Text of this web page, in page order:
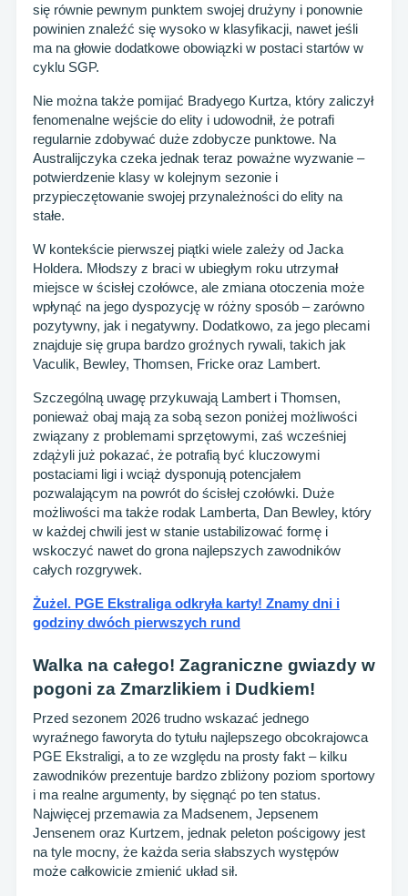
się równie pewnym punktem swojej drużyny i ponownie
powinien znaleźć się wysoko w klasyfikacji, nawet jeśli
ma na głowie dodatkowe obowiązki w postaci startów w
cyklu SGP.
Nie można także pomijać Bradyego Kurtza, który zaliczył
fenomenalne wejście do elity i udowodnił, że potrafi
regularnie zdobywać duże zdobycze punktowe. Na
Australijczyka czeka jednak teraz poważne wyzwanie –
potwierdzenie klasy w kolejnym sezonie i
przypieczętowanie swojej przynależności do elity na
stałe.
W kontekście pierwszej piątki wiele zależy od Jacka
Holdera. Młodszy z braci w ubiegłym roku utrzymał
miejsce w ścisłej czołówce, ale zmiana otoczenia może
wpłynąć na jego dyspozycję w różny sposób – zarówno
pozytywny, jak i negatywny. Dodatkowo, za jego plecami
znajduje się grupa bardzo groźnych rywali, takich jak
Vaculik, Bewley, Thomsen, Fricke oraz Lambert.
Szczególną uwagę przykuwają Lambert i Thomsen,
ponieważ obaj mają za sobą sezon poniżej możliwości
związany z problemami sprzętowymi, zaś wcześniej
zdążyli już pokazać, że potrafią być kluczowymi
postaciami ligi i wciąż dysponują potencjałem
pozwalającym na powrót do ścisłej czołówki. Duże
możliwości ma także rodak Lamberta, Dan Bewley, który
w każdej chwili jest w stanie ustabilizować formę i
wskoczyć nawet do grona najlepszych zawodników
całych rozgrywek.
Żużel. PGE Ekstraliga odkryła karty! Znamy dni i
godziny dwóch pierwszych rund
Walka na całego! Zagraniczne gwiazdy w
pogoni za Zmarzlikiem i Dudkiem!
Przed sezonem 2026 trudno wskazać jednego
wyraźnego faworyta do tytułu najlepszego obcokrajowca
PGE Ekstraligi, a to ze względu na prosty fakt – kilku
zawodników prezentuje bardzo zbliżony poziom sportowy
i ma realne argumenty, by sięgnąć po ten status.
Najwięcej przemawia za Madsenem, Jepsenem
Jensenem oraz Kurtzem, jednak peleton pościgowy jest
na tyle mocny, że każda seria słabszych występów
może całkowicie zmienić układ sił.